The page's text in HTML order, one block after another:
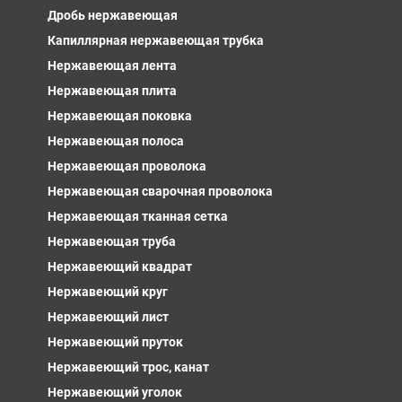
Дробь нержавеющая
Капиллярная нержавеющая трубка
Нержавеющая лента
Нержавеющая плита
Нержавеющая поковка
Нержавеющая полоса
Нержавеющая проволока
Нержавеющая сварочная проволока
Нержавеющая тканная сетка
Нержавеющая труба
Нержавеющий квадрат
Нержавеющий круг
Нержавеющий лист
Нержавеющий пруток
Нержавеющий трос, канат
Нержавеющий уголок